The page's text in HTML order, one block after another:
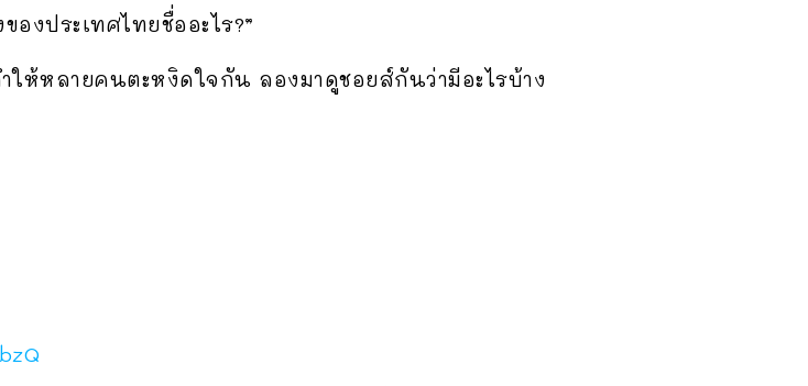
องประเทศไทยชื่ออะไร?”
ห้หลายคนตะหงิดใจกัน ลองมาดูชอยส์กันว่ามีอะไรบ้าง